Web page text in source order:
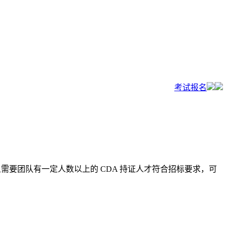
考试报名
要团队有一定人数以上的 CDA 持证人才符合招标要求，可